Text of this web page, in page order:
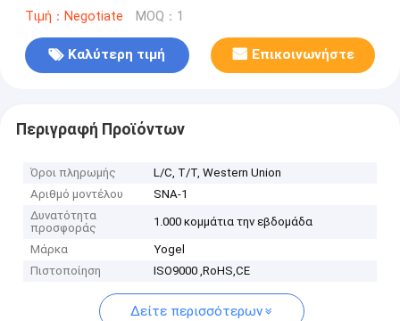
ινών καλωδίων ΠΡΩΘΥΠΟΥΡΓΟΥ μπάλωμα και τους
Τιμή：Negotiate MOQ：1
Καλύτερη τιμή Επικοινωνήστε
Περιγραφή Προϊόντων
Όροι πληρωμής
L/C, T/T, Western Union
Αριθμό μοντέλου
SNA-1
Δυνατότητα
προσφοράς
1.000 κομμάτια την εβδομάδα
Μάρκα
Yogel
Πιστοποίηση
ISO9000 ,RoHS,CE
Δείτε περισσότερων